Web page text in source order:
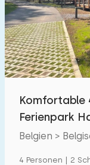
Unterkunft
Nicht im
Im
Villa
Komfortable
Ferienpark
Houffalize
Belgien >
4 Personen | 2